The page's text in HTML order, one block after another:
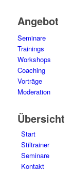
Angebot
Seminare
Trainings
Workshops
Coaching
Vorträge
Moderation
Übersicht
Start
Stiltrainer
Seminare
Kontakt